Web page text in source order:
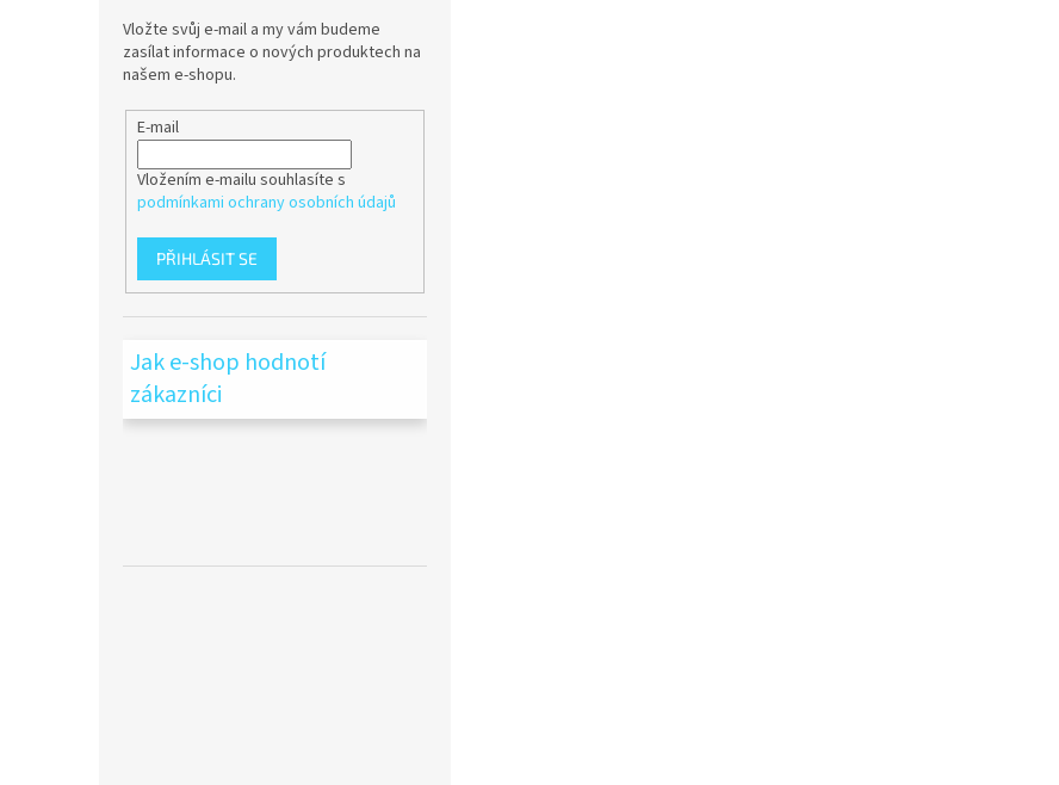
Vložte svůj e-mail a my vám budeme
zasílat informace o nových produktech na
našem e-shopu.
E-mail
Vložením e-mailu souhlasíte s
podmínkami ochrany osobních údajů
PŘIHLÁSIT SE
Jak e-shop hodnotí
zákazníci